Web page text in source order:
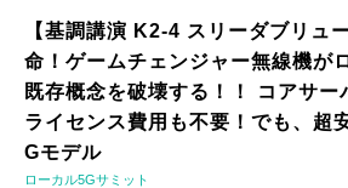
【基調講演 K2-4 スリーダブリュ
命！ゲームチェンジャー無線機が
既存概念を破壊する！！ コアサー
ライセンス費用も不要！でも、超
Gモデル
ローカル5Gサミット